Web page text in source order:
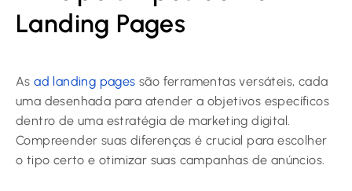
Landing Pages
Asad landing pages são ferramentas versáteis, cada
uma desenhada para atender a objetivos específicos
dentro de uma estratégia de marketing digital.
Compreender suas diferenças é crucial para escolher
o tipo certo e otimizar suas campanhas de anúncios.